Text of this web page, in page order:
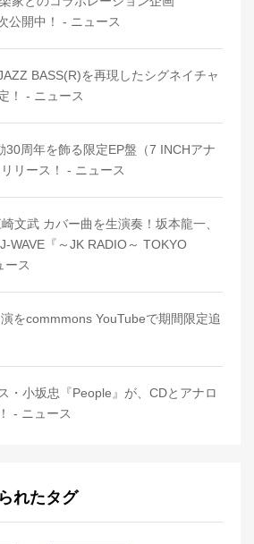
公開中！ - ニュース
BASS(R)を再現したシグネイチャ
！ - ニュース
30周年を飾る限定EP盤（7 INCHアナ
リース！ - ニュース
文武 カバー曲を生演奏！坂本龍一、
WAVE『～JK RADIO～ TOKYO
ース
をcommmons YouTubeで期間限定追
・小坂忠『People』が、CDとアナロ
- ニュース
れたタグ